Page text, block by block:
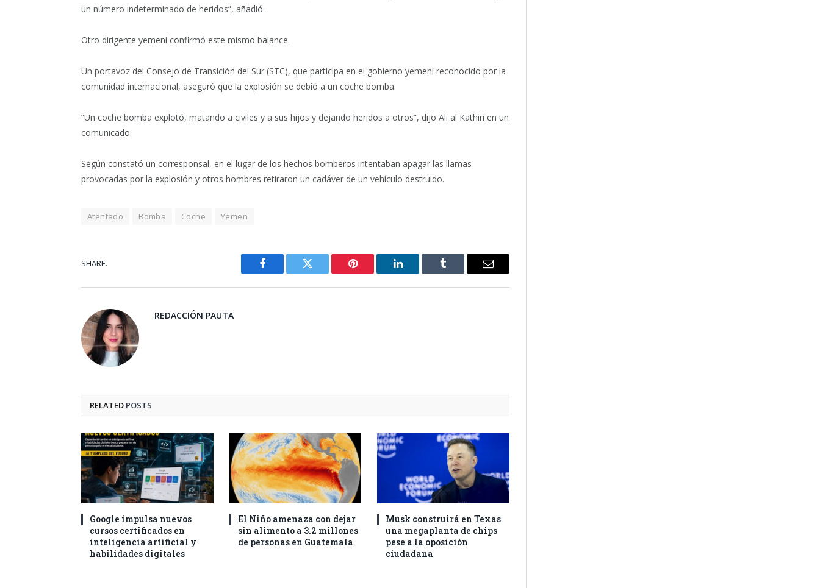
un número indeterminado de heridos”, añadió.
Otro dirigente yemení confirmó este mismo balance.
Un portavoz del Consejo de Transición del Sur (STC), que participa en el gobierno yemení reconocido por la
comunidad internacional, aseguró que la explosión se debió a un coche bomba.
“Un coche bomba explotó, matando a civiles y a sus hijos y dejando heridos a otros”, dijo Ali al Kathiri en un
comunicado.
Según constató un corresponsal, en el lugar de los hechos bomberos intentaban apagar las llamas
provocadas por la explosión y otros hombres retiraron un cadáver de un vehículo destruido.
Atentado Bomba Coche Yemen
SHARE.
Facebook Twitter Pinterest LinkedIn Tumblr Email
REDACCIÓN PAUTA
RELATED POSTS
Google impulsa nuevos
cursos certificados en
inteligencia artificial y
habilidades digitales
El Niño amenaza con dejar
sin alimento a 3.2 millones
de personas en Guatemala
Musk construirá en Texas
una megaplanta de chips
pese a la oposición
ciudadana